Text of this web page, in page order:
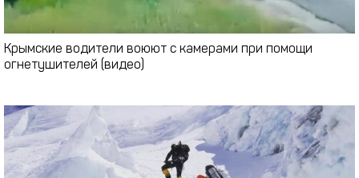
Крымские водители воюют с камерами при помощи
огнетушителей (видео)